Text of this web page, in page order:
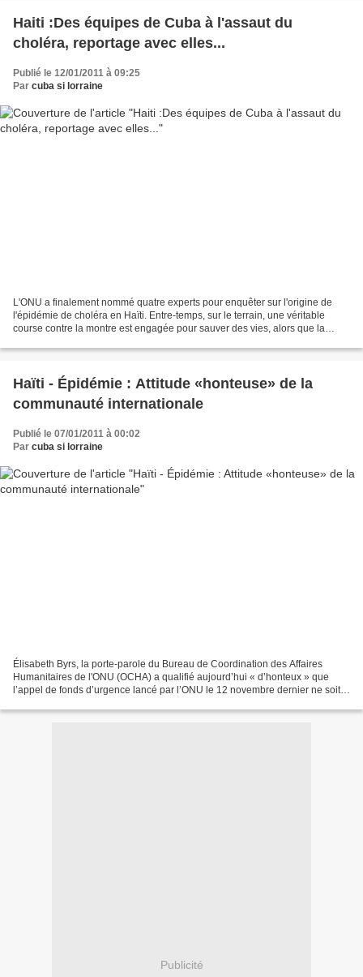
Haiti :Des équipes de Cuba à l'assaut du
choléra, reportage avec elles...
Publié le 12/01/2011 à 09:25
Par cuba si lorraine
L'ONU a finalement nommé quatre experts pour enquêter sur l'origine de
l'épidémie de choléra en Haïti. Entre-temps, sur le terrain, une véritable
course contre la montre est engagée pour sauver des vies, alors que la
Haïti - Épidémie : Attitude «honteuse» de la
communauté internationale
Publié le 07/01/2011 à 00:02
Par cuba si lorraine
Élisabeth Byrs, la porte-parole du Bureau de Coordination des Affaires
Humanitaires de l'ONU (OCHA) a qualifié aujourd’hui « d’honteux » que
l’appel de fonds d’urgence lancé par l’ONU le 12 novembre dernier ne soit
Publicité